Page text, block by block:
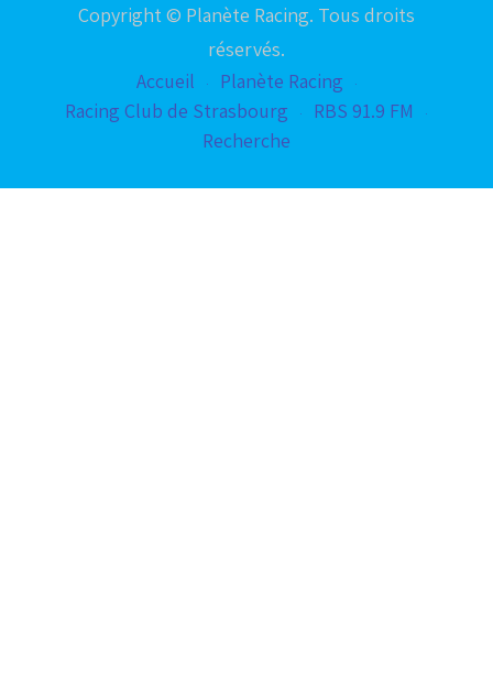
Copyright © Planète Racing. Tous droits
réservés.
Accueil
Planète Racing
Racing Club de Strasbourg
RBS 91.9 FM
Recherche